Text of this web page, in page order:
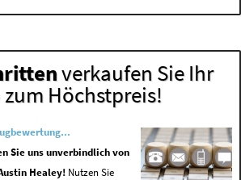
verkaufen Sie Ihr
Höchstpreis!
Sie uns unverbindlich von
Healey! Nutzen Sie